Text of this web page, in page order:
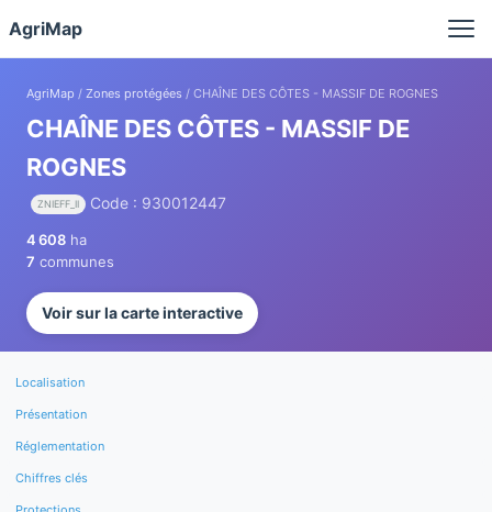
AgriMap
AgriMap / Zones protégées / CHAÎNE DES CÔTES - MASSIF DE ROGNES
CHAÎNE DES CÔTES - MASSIF DE
ROGNES
ZNIEFF_II Code : 930012447
4 608 ha
7 communes
Voir sur la carte interactive
Localisation
Présentation
Réglementation
Chiffres clés